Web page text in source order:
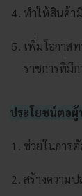
ทําให้สินค้า
เพิ่มโอกาส
ราชการที่มี
ประโยชน์ตอผู้
ช่วยในการ
สร้างความ